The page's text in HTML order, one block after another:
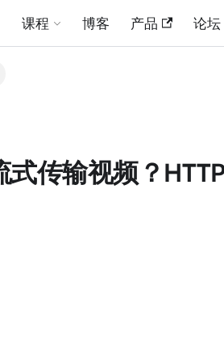
课程 博客 产品 论坛
传输视频？